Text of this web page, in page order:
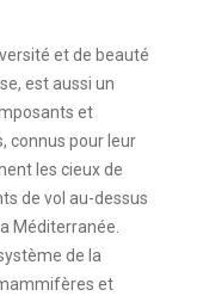
et de beauté
est aussi un
et
connus pour leur
les cieux de
de vol au-dessus
Méditerranée.
de la
et